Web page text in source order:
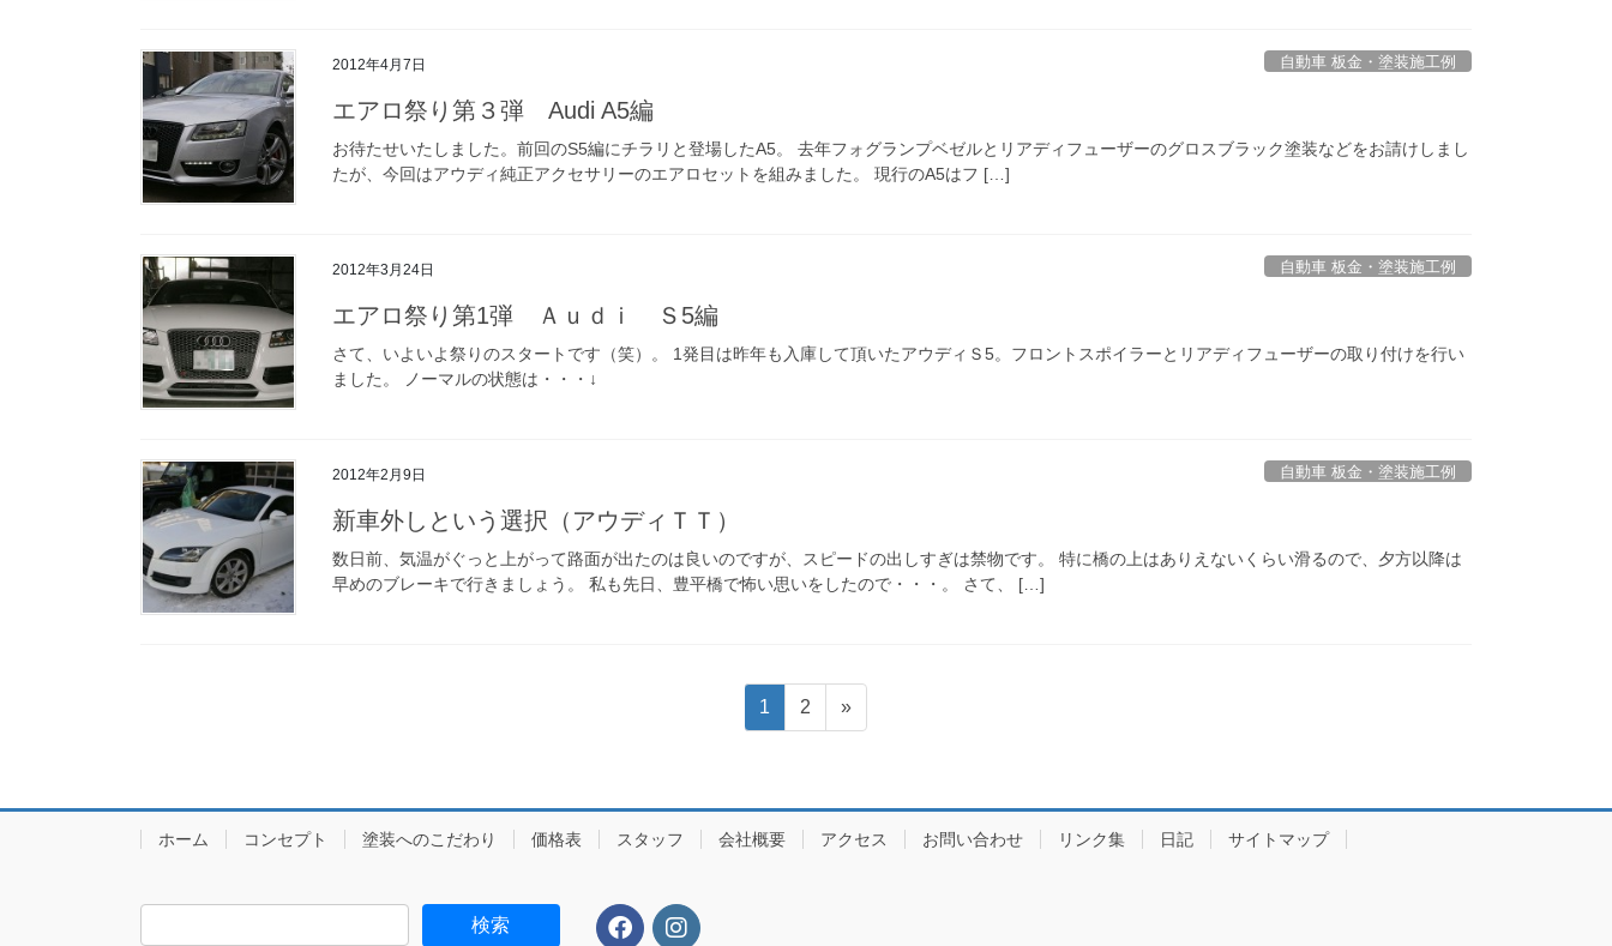
2012年4月7日 自動車 板金・塗装施工例
エアロ祭り第３弾 Audi A5編
お待たせいたしました。前回のS5編にチラリと登場したA5。 去年フォグランプベゼルとリアディフューザーのグロスブラック塗装などをお請けしまし
たが、今回はアウディ純正アクセサリーのエアロセットを組みました。 現行のA5はフ […]
2012年3月24日 自動車 板金・塗装施工例
エアロ祭り第1弾 Ａｕｄｉ Ｓ5編
さて、いよいよ祭りのスタートです（笑）。 1発目は昨年も入庫して頂いたアウディＳ5。フロントスポイラーとリアディフューザーの取り付けを行い
ました。 ノーマルの状態は・・・↓
2012年2月9日 自動車 板金・塗装施工例
新車外しという選択（アウディＴＴ）
数日前、気温がぐっと上がって路面が出たのは良いのですが、スピードの出しすぎは禁物です。 特に橋の上はありえないくらい滑るので、夕方以降は
早めのブレーキで行きましょう。 私も先日、豊平橋で怖い思いをしたので・・・。 さて、 […]
ビ
ゲ
ー
固
定
ジ
1
固
定
ジ
2 »
ホーム コンセプト 塗装へのこだわり 価格表 スタッフ 会社概要 アクセス お問い合わせ リンク集 日記 サイトマップ